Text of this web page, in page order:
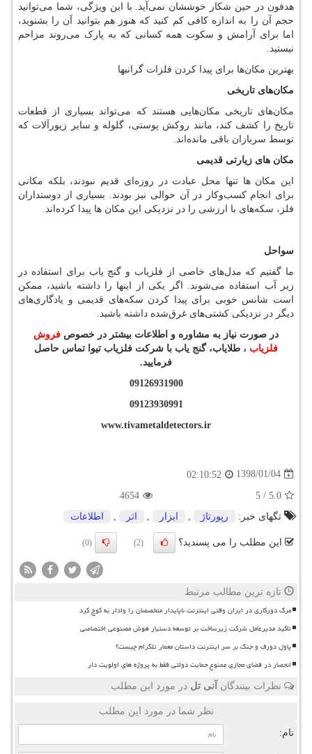
هدفون در حین شکار خوششان نمی‌آید. با این ویژگی، شما می‌توانید
حجم آن را به اندازه کافی کم کنید که هنوز هم بتوانید آن را بشنوید،
اما برای آرامش و سکوت همه کسانی که به پارک می‌روند مزاحم
نیستید.
بهترین مکان‌ها برای پیدا کردن فلزات گرانبها
مکان‌های تاریخی
مکان‌های تاریخی مکان‌هایی هستند که می‌تواند بسیاری از قطعات
تاریخ را کشف کند، مانند روکش پوستی، گلوله و سایر زیورآلات که
توسط سربازان باقی مانده‌اند.
مکان های زیارتی قدیمی
این مکان ها تنها محل عبادت در روزه‌ای قدیم نبودند، بلکه مکانی
برای انجام کسب‌وکار در آن حوالی نیز بودند. بسیاری از دوستداران
فلز، سکه‌های با ارزشی را در نزدیکی این مکان ها پیدا کرده‌اند.
سواحل
ما گفتیم که مدل‌های خاصی از فلزیاب و گنج یاب برای استفاده در
زیر آب استفاده می‌شوند. اگر یکی از اینها را داشته باشید، ممکن
است شانس خوبی برای پیدا کردن سکه‌های قدیمی و یادگاری‌های
دیگر در نزدیکی کشتی‌های غرق‌شده داشته باشید.
در صورت نیاز به مشاوره و اطلاعات بیشتر در خصوص فروش
فلزیاب ، طلایاب، گنج یاب با شرکت فلزیاب تیوا تماس حاصل
فرمایید.
09126931900
09123930991
www.tivametaldetectors.ir
1398/01/04
02:10:52
5.0
/
5
4654
تگهای خبر:
رپورتاژ ابزار اثر اطلاعات
این مطلب را می پسندید؟ (2)
(0)
تازه ترین مطالب مرتبط
مرگ دورکاری در ایران وقتی اینترنت ناپایدار متخصصان را وادار به کوچ کرد
تاکید مدیرعامل شرکت زیرساخت بر توسعه دستیار هوش مصنوعی اختصاصی
پاول دورف و جنگ بر سر اینترنت داستان معمار تلگرام چیست؟
انحصار در فضای مجازی ممنوع حمایت دولتی فقط به پروژه های اولویت دار
نظرات بینندگان آنی تل در مورد این مطلب
نظر شما در مورد این مطلب
نام: